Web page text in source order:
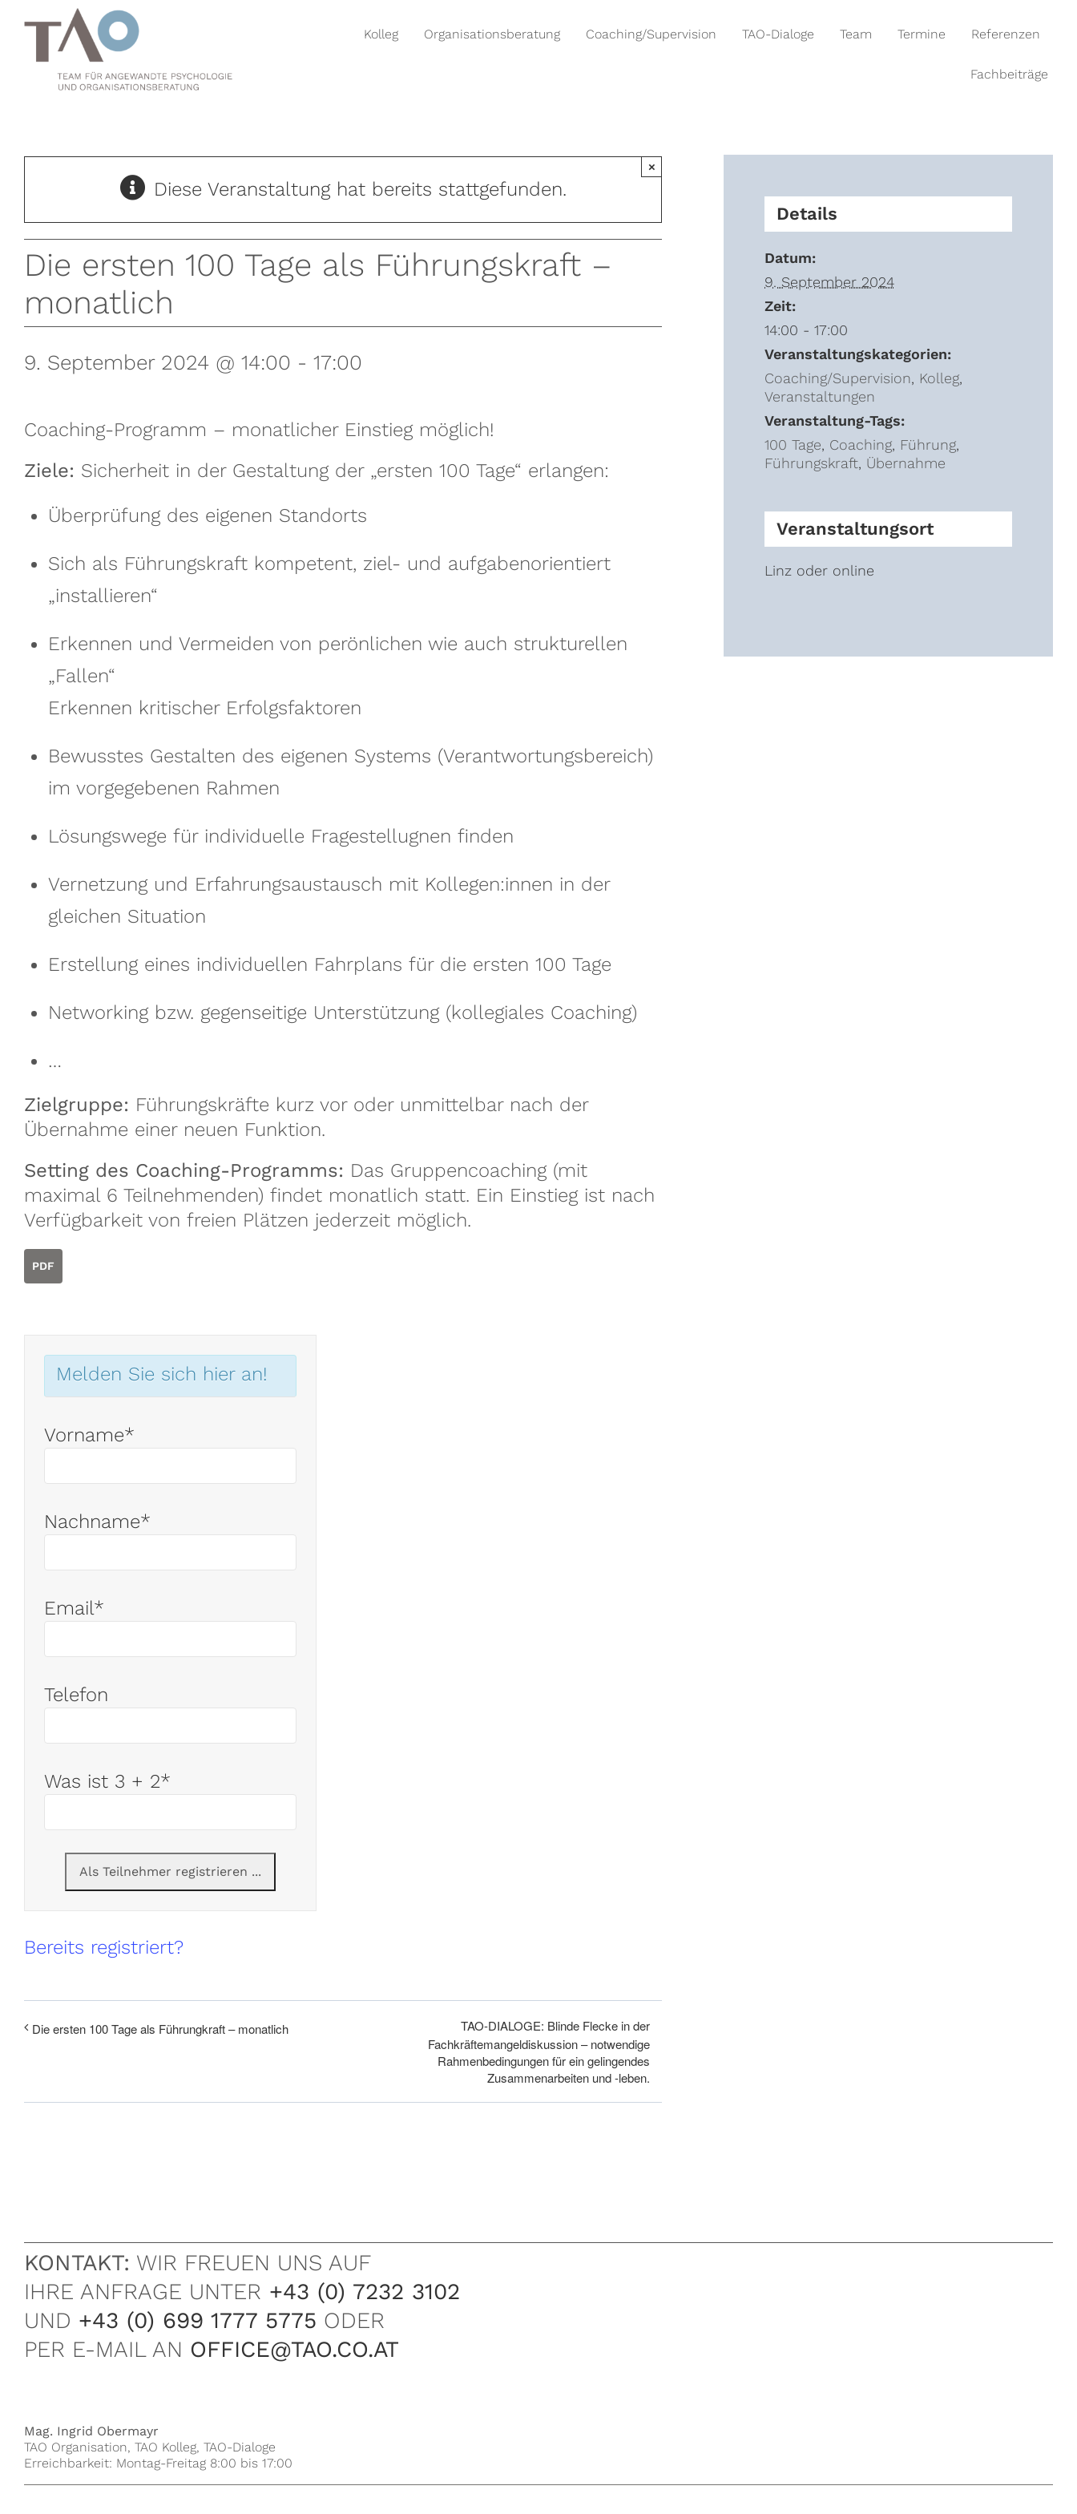
springen
Kolleg Organisationsberatung Coaching/Supervision TAO-Dialoge Team Termine Referenzen
Fachbeiträge
Diese Veranstaltung hat bereits stattgefunden.
×
Die ersten 100 Tage als Führungskraft –
monatlich
9. September 2024 @ 14:00 - 17:00
Coaching-Programm – monatlicher Einstieg möglich!
Ziele: Sicherheit in der Gestaltung der „ersten 100 Tage“ erlangen:
Überprüfung des eigenen Standorts
Sich als Führungskraft kompetent, ziel- und aufgabenorientiert
„installieren“
Erkennen und Vermeiden von perönlichen wie auch strukturellen
„Fallen“
Erkennen kritischer Erfolgsfaktoren
Bewusstes Gestalten des eigenen Systems (Verantwortungsbereich)
im vorgegebenen Rahmen
Lösungswege für individuelle Fragestellugnen finden
Vernetzung und Erfahrungsaustausch mit Kollegen:innen in der
gleichen Situation
Erstellung eines individuellen Fahrplans für die ersten 100 Tage
Networking bzw. gegenseitige Unterstützung (kollegiales Coaching)
…
Zielgruppe: Führungskräfte kurz vor oder unmittelbar nach der
Übernahme einer neuen Funktion.
Setting des Coaching-Programms: Das Gruppencoaching (mit
maximal 6 Teilnehmenden) findet monatlich statt. Ein Einstieg ist nach
Verfügbarkeit von freien Plätzen jederzeit möglich.
PDF
Melden Sie sich hier an!
Vorname*
Nachname*
Email*
Telefon
Was ist 3 + 2*
Bereits registriert?
Die ersten 100 Tage als Führungkraft – monatlich
TAO-DIALOGE: Blinde Flecke in der
Fachkräftemangeldiskussion – notwendige
Rahmenbedingungen für ein gelingendes
Zusammenarbeiten und -leben.
Details
Datum:
9. September 2024
Zeit:
14:00 - 17:00
Veranstaltungskategorien:
Coaching/Supervision, Kolleg,
Veranstaltungen
Veranstaltung-Tags:
100 Tage, Coaching, Führung,
Führungskraft, Übernahme
Veranstaltungsort
Linz oder online
KONTAKT: WIR FREUEN UNS AUF
IHRE ANFRAGE UNTER +43 (0) 7232 3102
UND +43 (0) 699 1777 5775 ODER
PER E-MAIL AN OFFICE@TAO.CO.AT
Mag. Ingrid Obermayr
TAO Organisation, TAO Kolleg, TAO-Dialoge
Erreichbarkeit: Montag-Freitag 8:00 bis 17:00